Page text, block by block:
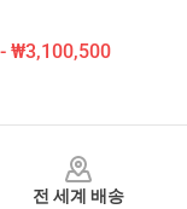
₩3,100,500
전 세계 배송